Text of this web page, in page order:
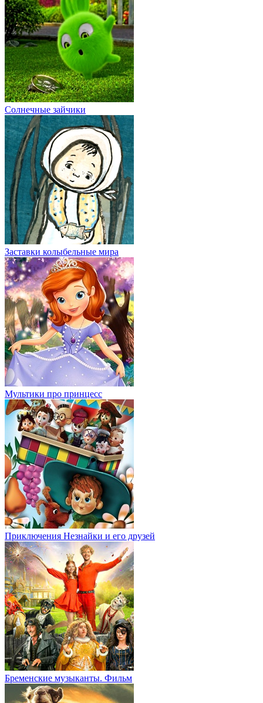
Солнечные зайчики
Заставки колыбельные мира
Мультики про принцесс
Приключения Незнайки и его друзей
Бременские музыканты. Фильм